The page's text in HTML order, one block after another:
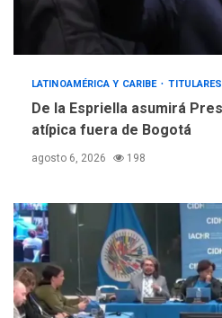
LATINOAMÉRICA Y CARIBE TITULARES
De la Espriella asumirá
atípica fuera de Bogotá
agosto 6, 2026 198